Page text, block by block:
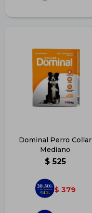
Dominal Perro Collar
Mediano
$ 525
$ 379